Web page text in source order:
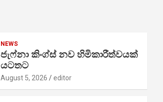
NEWS
ජැෆ්නා කිංග්ස් නව හිමිකාරීත්වයක්
යටතට
August 5, 2026 editor